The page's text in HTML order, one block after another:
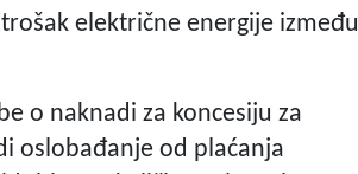
električne energije između
o naknadi za koncesiju za
oslobađanje od plaćanja